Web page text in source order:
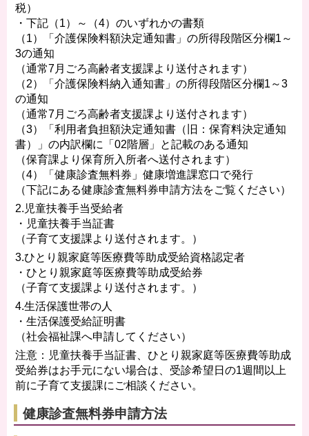
税）
・下記（1）～（4）のいずれかの書類
（1）「介護保険料額決定通知書」の所得段階区分欄1～
3の通知
（通常7月ごろ高齢者支援課より送付されます）
（2）「介護保険料納入通知書」の所得段階区分欄1～3
の通知
（通常7月ごろ高齢者支援課より送付されます）
（3）「利用者負担額決定通知書（旧：保育料決定通知
書）」の内訳欄に「02階層」と記載のある通知
（保育課より保育所入所者へ送付されます）
（4）「健康診査無料券」健康増進課窓口で発行
（下記にある健康診査無料券申請方法をご覧ください）
2.児童扶養手当受給者
・児童扶養手当証書
（子育て支援課より送付されます。）
3.ひとり親家庭等医療費等助成受給資格認定者
・ひとり親家庭等医療費等助成受給券
（子育て支援課より送付されます。）
4.生活保護世帯の人
・生活保護受給証明書
（社会福祉課へ申請してください）
注意：児童扶養手当証書、ひとり親家庭等医療費等助成
受給券はお手元にない場合は、受診希望日の1週間以上
前に子育て支援課にご相談ください。
健康診査無料券申請方法